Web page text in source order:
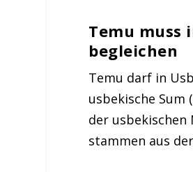
Temu muss
begleichen
Temu darf in
usbekische Sum
der
stammen aus